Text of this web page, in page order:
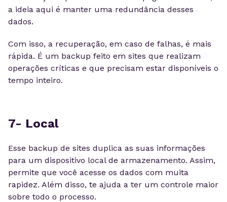
a ideia aqui é manter uma redundância desses
dados.
Com isso, a recuperação, em caso de falhas, é mais
rápida. É um backup feito em sites que realizam
operações críticas e que precisam estar disponíveis o
tempo inteiro.
7- Local
Esse backup de sites duplica as suas informações
para um dispositivo local de armazenamento. Assim,
permite que você acesse os dados com muita
rapidez. Além disso, te ajuda a ter um controle maior
sobre todo o processo.